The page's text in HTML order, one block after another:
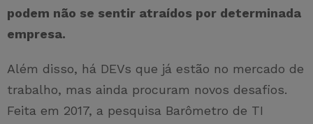
podem não se sentir atraídos por determinada
empresa.
Além disso, há DEVs que já estão no mercado de
trabalho, mas ainda procuram novos desafios.
Feita em 2017, a pesquisa Barômetro de TI